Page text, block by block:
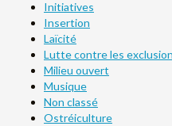
Initiatives
Insertion
Laïcité
Lutte contre les
Milieu ouvert
Musique
Non classé
Ostréiculture